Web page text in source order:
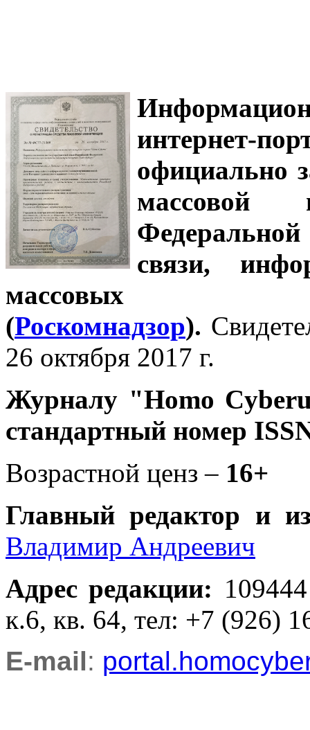
интернет-
официально
связи,
массовых
(Роскомнадзор).
26 октября 2017 г.
Журналу "Homo
стандартный номер
Возрастной ценз – 16+
Главный редактор и
Владимир Андреевич
Адрес редакции:
к.6, кв. 64, тел: +7 (926)
E-mail: